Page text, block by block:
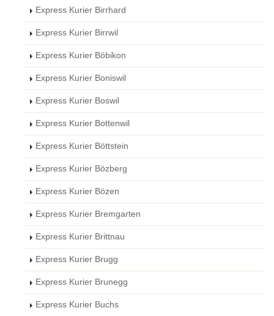
Express Kurier Birrhard
Express Kurier Birrwil
Express Kurier Böbikon
Express Kurier Boniswil
Express Kurier Boswil
Express Kurier Bottenwil
Express Kurier Böttstein
Express Kurier Bözberg
Express Kurier Bözen
Express Kurier Bremgarten
Express Kurier Brittnau
Express Kurier Brugg
Express Kurier Brunegg
Express Kurier Buchs